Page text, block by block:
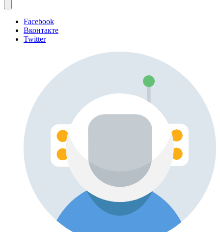
Facebook
Вконтакте
Twitter